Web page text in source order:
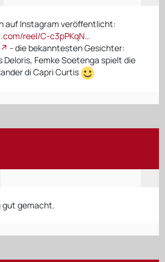
auf Instagram veröffentlicht:
reel/C-c3pPKqN…
- die bekanntesten Gesichter:
Deloris, Femke Soetenga spielt die
di Capri Curtis
gut gemacht.